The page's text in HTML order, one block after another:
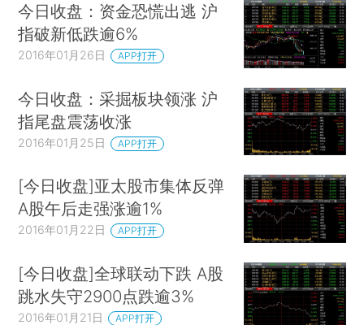
今日收盘：资金恐慌出逃 沪
指破新低跌逾6%
2016年01月26日 APP打开
今日收盘：采掘板块领涨 沪
指尾盘震荡收涨
2016年01月25日 APP打开
[今日收盘]亚太股市集体反弹
A股午后走强涨逾1%
2016年01月22日 APP打开
[今日收盘]全球联动下跌 A股
跳水失守2900点跌逾3%
2016年01月21日 APP打开